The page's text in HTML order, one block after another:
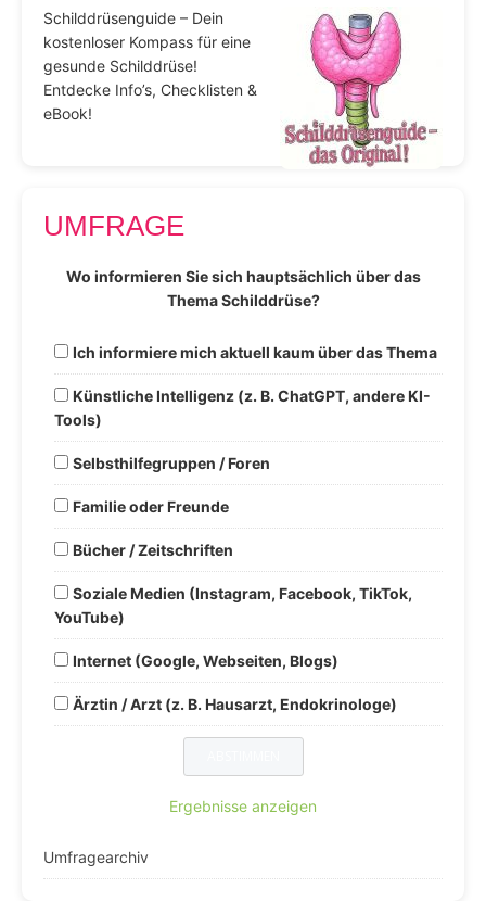
Schilddrüsenguide – Dein
kostenloser Kompass für eine
gesunde Schilddrüse!
Entdecke Info’s, Checklisten &
eBook!
UMFRAGE
Wo informieren Sie sich hauptsächlich über das
Thema Schilddrüse?
Ich informiere mich aktuell kaum über das Thema
Künstliche Intelligenz (z. B. ChatGPT, andere KI-
Tools)
Selbsthilfegruppen / Foren
Familie oder Freunde
Bücher / Zeitschriften
Soziale Medien (Instagram, Facebook, TikTok,
YouTube)
Internet (Google, Webseiten, Blogs)
Ärztin / Arzt (z. B. Hausarzt, Endokrinologe)
Ergebnisse anzeigen
Umfragearchiv